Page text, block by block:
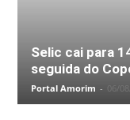
Selic cai para
seguida do
Portal Amorim - 06/